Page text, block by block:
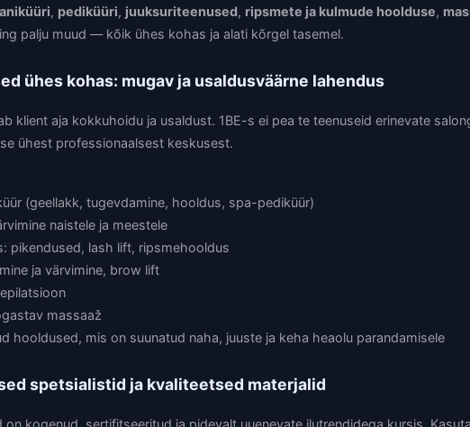
, pediküüri, juuksuriteenused, ripsmete ja kulmude hoolduse,
palju muud — kõik ühes kohas ja alati kõrgel tasemel.
ühes kohas: mugav ja usaldusväärne lahendus
klient aja kokkuhoidu ja usaldust. 1BE-s ei pea te teenuseid erinevate
ühest professionaalsest keskusest.
(geellakk, tugevdamine, hooldus, spa-pediküür)
naistele ja meestele
pikendused, lash lift, ripsmehooldus
ja värvimine, brow lift
massaaž
hooldused, mis on suunatud naha, juuste ja keha heaolu parandamisele
spetsialistid ja kvaliteetsed materjalid
on kogenud, sertifitseeritud ja pidevalt uuenevate ilutrendidega kursis.